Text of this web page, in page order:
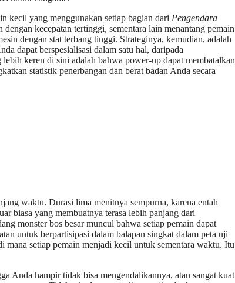
kecil yang menggunakan setiap bagian dari Pengendara
kecepatan tertinggi, sementara lain menantang pemain
dengan stat terbang tinggi. Strateginya, kemudian, adalah
dapat berspesialisasi dalam satu hal, daripada
keren di sini adalah bahwa power-up dapat membatalkan
statistik penerbangan dan berat badan Anda secara
waktu. Durasi lima menitnya sempurna, karena entah
biasa yang membuatnya terasa lebih panjang dari
monster bos besar muncul bahwa setiap pemain dapat
untuk berpartisipasi dalam balapan singkat dalam peta uji
setiap pemain menjadi kecil untuk sementara waktu. Itu
Anda hampir tidak bisa mengendalikannya, atau sangat kuat